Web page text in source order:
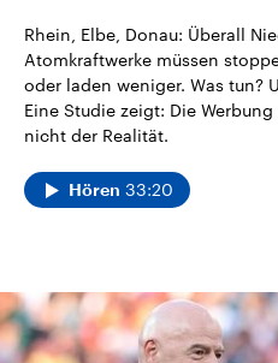
Rhein, Elbe, Donau: Überall
Atomkraftwerke müssen
oder laden weniger. Was tun?
Eine Studie zeigt: Die
nicht der Realität.
Hören 33:20